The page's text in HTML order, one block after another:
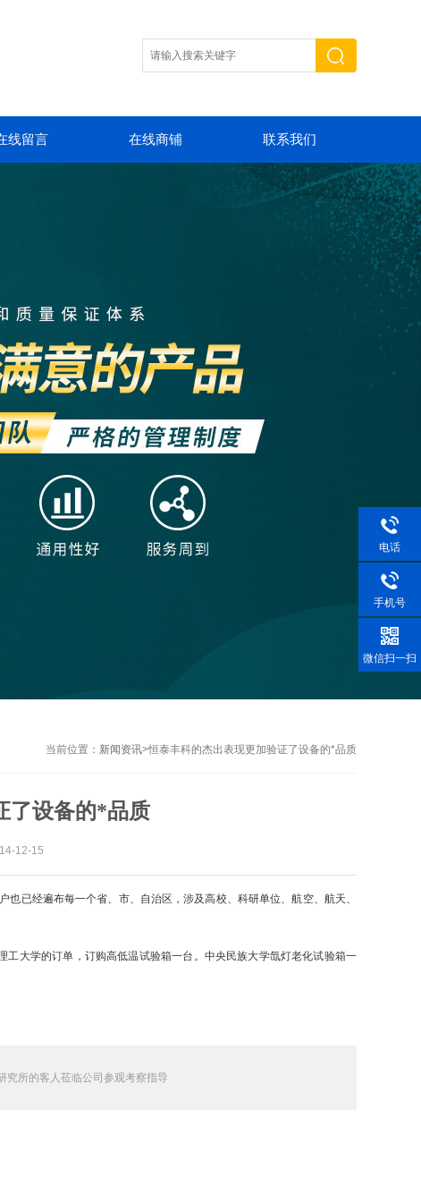
线留言 在线商铺 联系我们
当前位置： 新闻资讯>恒泰丰科的杰出表现更加验证了设备的*品质
了设备的*品质
12-15
已经遍布每一个省、市、自治区，涉及高校、科研单位、航空、航天、
工大学的订单，订购高低温试验箱一台。中央民族大学氙灯老化试验箱一
究所的客人莅临公司参观考察指导
电话
手机号
微信扫一扫